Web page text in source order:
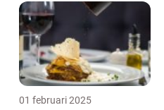
01 februari 2025